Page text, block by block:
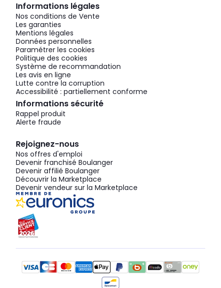
Informations légales
Nos conditions de Vente
Les garanties
Mentions légales
Données personnelles
Paramétrer les cookies
Politique des cookies
Système de recommandation
Les avis en ligne
Lutte contre la corruption
Accessibilité : partiellement conforme
Informations sécurité
Rappel produit
Alerte fraude
Rejoignez-nous
Nos offres d'emploi
Devenir franchisé Boulanger
Devenir affilié Boulanger
Découvrir la Marketplace
Devenir vendeur sur la Marketplace